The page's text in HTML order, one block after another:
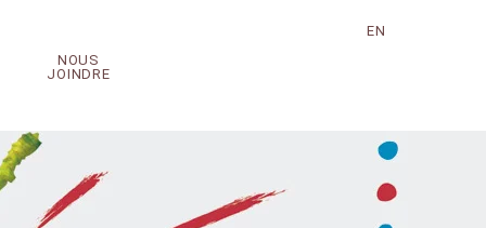
NOUS
JOINDRE
EN